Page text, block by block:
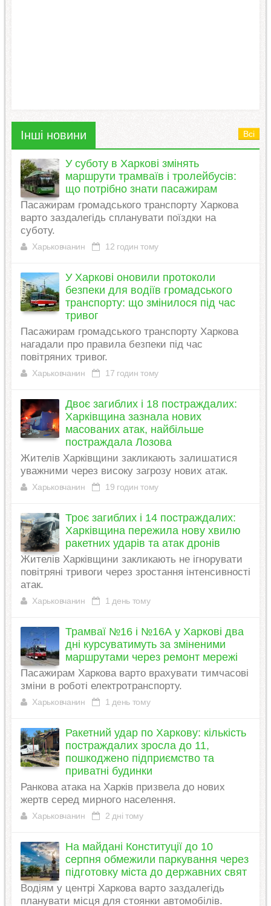
Інші новини Всі
У суботу в Харкові змінять
маршрути трамваїв і тролейбусів:
що потрібно знати пасажирам
Пасажирам громадського транспорту Харкова
варто заздалегідь спланувати поїздки на
суботу.
Харьковчанин 12 годин тому
У Харкові оновили протоколи
безпеки для водіїв громадського
транспорту: що змінилося під час
тривог
Пасажирам громадського транспорту Харкова
нагадали про правила безпеки під час
повітряних тривог.
Харьковчанин 17 годин тому
Двоє загиблих і 18 постраждалих:
Харківщина зазнала нових
масованих атак, найбільше
постраждала Лозова
Жителів Харківщини закликають залишатися
уважними через високу загрозу нових атак.
Харьковчанин 19 годин тому
Троє загиблих і 14 постраждалих:
Харківщина пережила нову хвилю
ракетних ударів та атак дронів
Жителів Харківщини закликають не ігнорувати
повітряні тривоги через зростання інтенсивності
атак.
Харьковчанин 1 день тому
Трамваї №16 і №16А у Харкові два
дні курсуватимуть за зміненими
маршрутами через ремонт мережі
Пасажирам Харкова варто врахувати тимчасові
зміни в роботі електротранспорту.
Харьковчанин 1 день тому
Ракетний удар по Харкову: кількість
постраждалих зросла до 11,
пошкоджено підприємство та
приватні будинки
Ранкова атака на Харків призвела до нових
жертв серед мирного населення.
Харьковчанин 2 дні тому
На майдані Конституції до 10
серпня обмежили паркування через
підготовку міста до державних свят
Водіям у центрі Харкова варто заздалегідь
планувати місця для стоянки автомобілів.